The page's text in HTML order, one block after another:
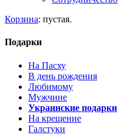
Корзина: пустая.
Подарки
На Пасху
В день рождения
Любимому
Мужчине
Украинские подарки
На крещение
Галстуки